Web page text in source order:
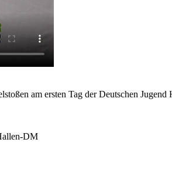
am ersten Tag der Deutschen
DM